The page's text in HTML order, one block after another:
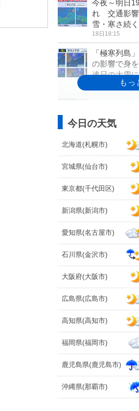
今夜～明日
れ 交通影
雪・寒さ続く
18日18:15
「極寒列島
の影響で身
連日の大雪
の乱れに注意
今季最長の
頃まで影響
報級大雪に警
18日16:21
長引く寒波
が大量飛散
18日16:19
24日(月)ま
は大雪の恐
北2週間天気
18日14:34
東海 明日19
雪ピーク
響は?
18日14:18
今日18日 全
の寒さ 明
連休も防寒を
18日13:40
近畿地方で
今日の天気
北海道(札幌市)
宮城県(仙台市)
東京都(千代田区)
新潟県(新潟市)
愛知県(名古屋市)
石川県(金沢市)
大阪府(大阪市)
広島県(広島市)
高知県(高知市)
福岡県(福岡市)
鹿児島県(鹿児島市)
沖縄県(那覇市)